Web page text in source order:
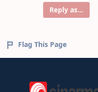
Reply as...
Flag This Page